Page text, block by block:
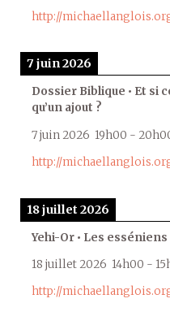
http://
7 juin 2026
Dossier Biblique • Et si
qu’un ajout ?
7 juin 2026 19h00 -
http://
18 juillet 2026
Yehi-Or • Les
18 juillet 2026 14h00 -
http://